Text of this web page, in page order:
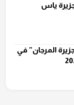
ياس
المرجان" في